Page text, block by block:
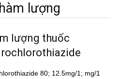
lượng
lượng thuốc
80; 12.5mg/1; mg/1